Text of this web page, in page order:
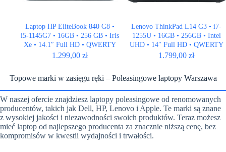
Laptop HP EliteBook 840 G8 •
i5-1145G7 • 16GB • 256 GB • Iris
Xe • 14.1″ Full HD • QWERTY
US
1.299,00 zł
Lenovo ThinkPad L14 G3 • i7-
1255U • 16GB • 256GB • Intel
UHD • 14″ Full HD • QWERTY
US
1.799,00zł
Topowe marki w zasięgu ręki – Poleasingowe laptopy Warszawa
W naszej ofercie znajdziesz laptopy poleasingowe od renomowanych
producentów, takich jak Dell, HP, Lenovo i Apple. Te marki są znane
z wysokiej jakości i niezawodności swoich produktów. Teraz możesz
mieć laptop od najlepszego producenta za znacznie niższą cenę, bez
kompromisów w kwestii wydajności i trwałości.